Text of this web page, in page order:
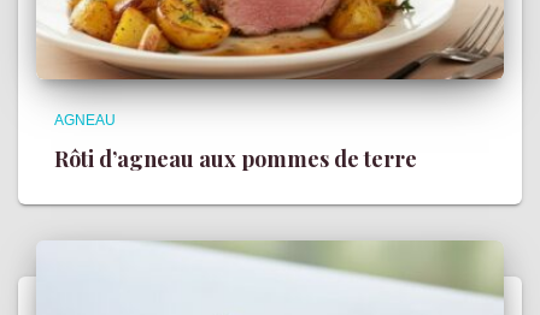
AGNEAU
Rôti d’agneau aux pommes de terre